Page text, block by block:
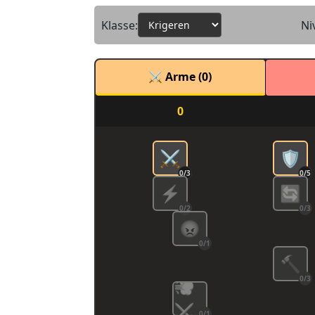
Klasse:
⚔️ Arme (0)
0
⚔️
0/3
🛡️
0/5
⚡
0/2
🔄
0/3
😡
0/1
🔨
0/3
💨